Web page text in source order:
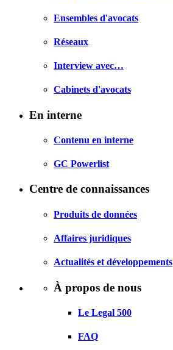
Ensembles d'avocats
Réseaux
Interview avec…
Cabinets d'avocats
En interne
Contenu en interne
GC Powerlist
Centre de connaissances
Produits de données
Affaires juridiques
Actualités et développements
À propos de nous
Le Legal 500
FAQ